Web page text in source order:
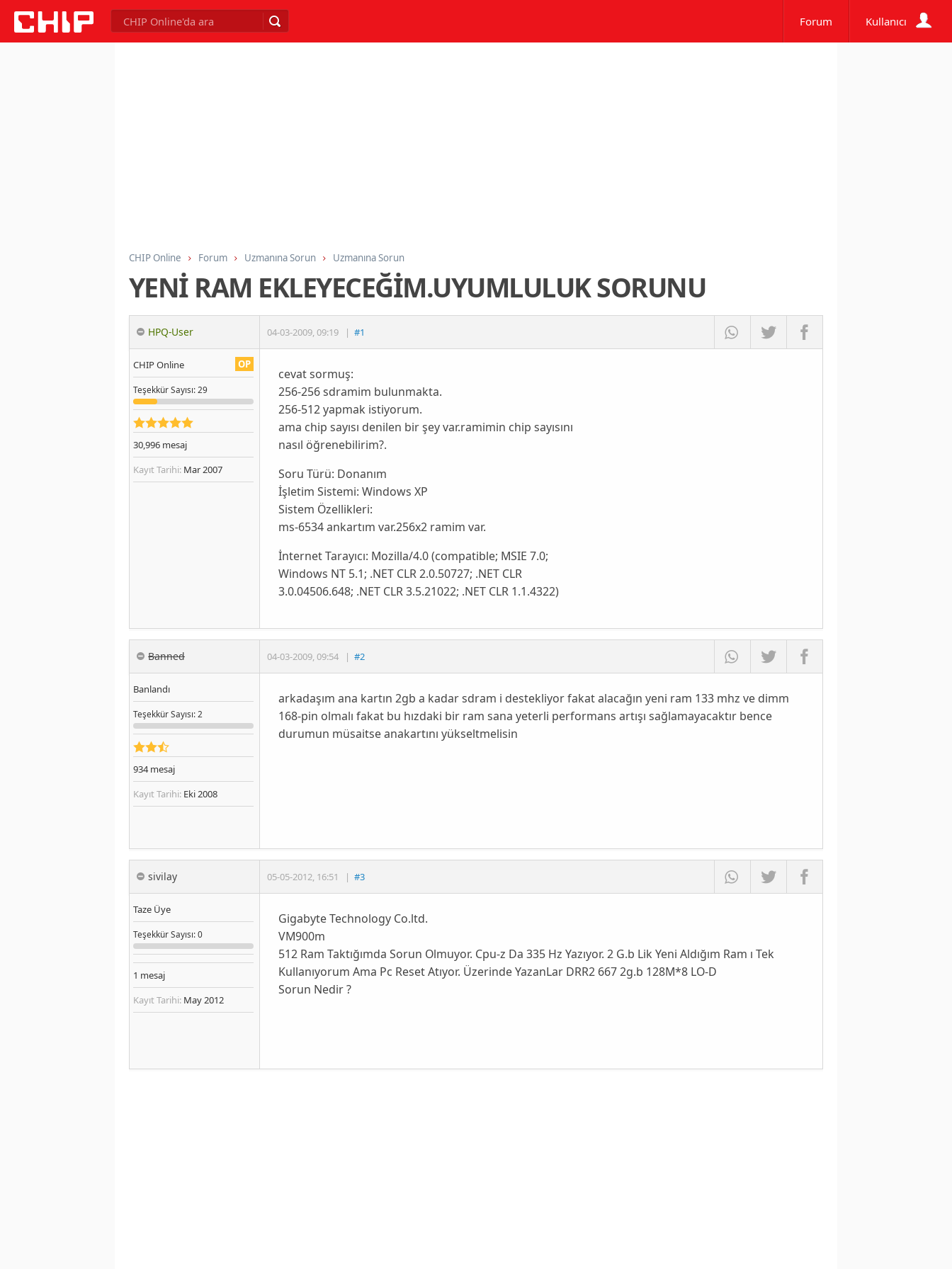
Forum Kullanıcı
CHIP Online Forum Uzmanına Sorun Uzmanına Sorun
YENİ RAM EKLEYECEĞİM.UYUMLULUK SORUNU
HPQ-User 04-03-2009,09:19 | #1
OP
CHIP Online
TeşekkürSayısı: 29
30,996 mesaj
Kayıt Tarihi: Mar 2007
cevat sormuş:
256-256 sdramim bulunmakta.
256-512 yapmak istiyorum.
ama chip sayısı denilen bir şey var.ramimin chip sayısını
nasıl öğrenebilirim?.
Soru Türü: Donanım
İşletim Sistemi: Windows XP
Sistem Özellikleri:
ms-6534 ankartım var.256x2 ramim var.
İnternet Tarayıcı: Mozilla/4.0 (compatible; MSIE 7.0;
Windows NT 5.1; .NET CLR 2.0.50727; .NET CLR
3.0.04506.648; .NET CLR 3.5.21022; .NET CLR 1.1.4322)
Banned 04-03-2009,09:54 | #2
Banlandı
TeşekkürSayısı: 2
934mesaj
Kayıt Tarihi: Eki 2008
arkadaşım ana kartın 2gb a kadar sdram i destekliyor fakat alacağın yeni ram 133 mhz ve dimm
168-pin olmalı fakat bu hızdaki bir ram sana yeterli performans artışı sağlamayacaktır bence
durumun müsaitse anakartını yükseltmelisin
sivilay 05-05-2012, 16:51 | #3
Taze Üye
TeşekkürSayısı: 0
1 mesaj
Kayıt Tarihi: May 2012
Gigabyte Technology Co.ltd.
VM900m
512 Ram Taktığımda Sorun Olmuyor. Cpu-z Da 335 Hz Yazıyor. 2 G.b Lik Yeni Aldığım Ram ı Tek
Kullanıyorum Ama Pc Reset Atıyor. Üzerinde YazanLar DRR2 667 2g.b 128M*8 LO-D
Sorun Nedir ?